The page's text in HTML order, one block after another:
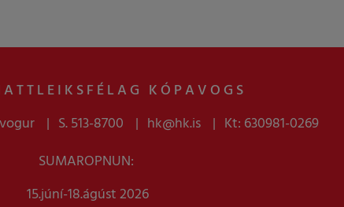
KÓPAVOGS
S. 513-8700 hk@hk.is
Kt: 630981-0269
SUMAROPNUN:
15.júní-18.ágúst 2026